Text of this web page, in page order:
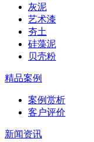
灰泥
艺术漆
夯土
硅藻泥
贝壳粉
精品案例
案例赏析
客户评价
新闻资讯